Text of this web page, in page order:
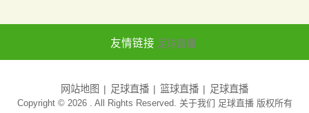
友情链接 足球直播
网站地图 足球直播 篮球直播 足球直播
Copyright © 2026 . All Rights Reserved. 关于我们 足球直播版权所有